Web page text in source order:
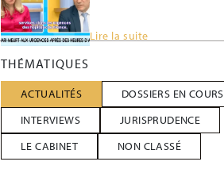
Lire la suite
THÉMATIQUES
ACTUALITÉS
DOSSIERS EN COURS
INTERVIEWS
JURISPRUDENCE
LE CABINET
NON CLASSÉ